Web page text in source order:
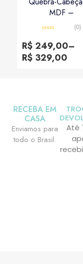
MDF –
0
de
5
(0)
R$ 249,00–
R$ 329,00
RECEBA EM
CASA
Enviamos para
todo o Brasil.
Até